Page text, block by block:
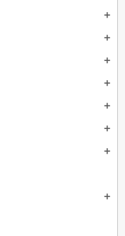
add
add
add
add
add
add
add
add